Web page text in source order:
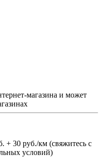
магазина и может
30 руб./км (свяжитесь с
условий)